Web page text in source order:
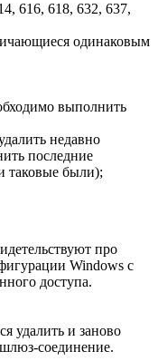
616, 618, 632, 637,
одинаковым
выполнить
недавно
последние
таковые были);
про
Windows с
доступа.
удалить и заново
соединение.